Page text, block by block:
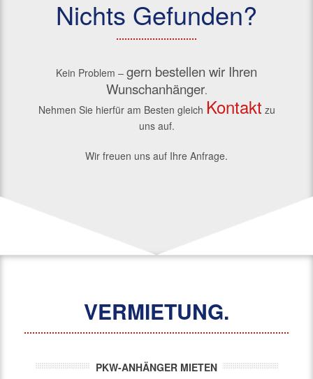
Nichts Gefunden?
Kein Problem – gern bestellen wir Ihren
Wunschanhänger.
Nehmen Sie hierfür am Besten gleich Kontakt zu
uns auf.
Wir freuen uns auf Ihre Anfrage.
VERMIETUNG.
PKW-ANHÄNGER MIETEN